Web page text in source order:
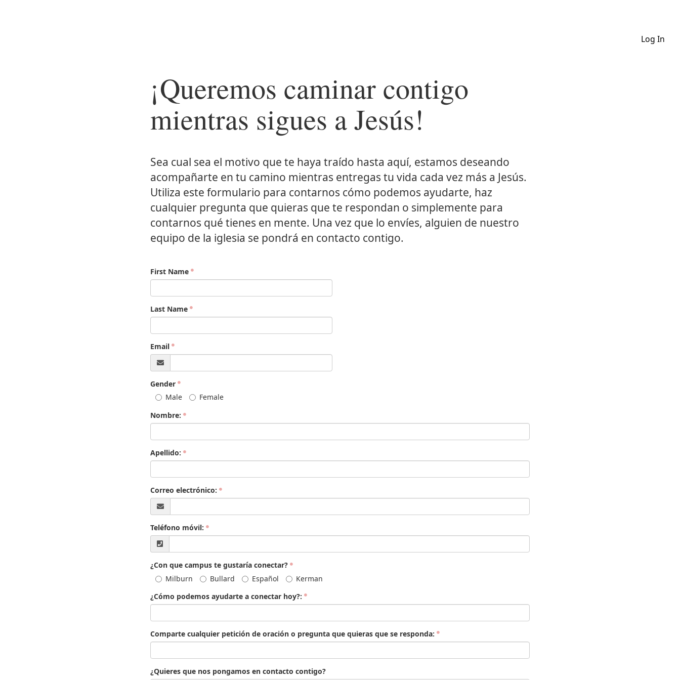
Log In
¡Queremos caminar contigo
mientras sigues a Jesús!
Sea cual sea el motivo que te haya traído hasta aquí, estamos deseando
acompañarte en tu camino mientras entregas tu vida cada vez más a Jesús.
Utiliza este formulario para contarnos cómo podemos ayudarte, haz
cualquier pregunta que quieras que te respondan o simplemente para
contarnos qué tienes en mente. Una vez que lo envíes, alguien de nuestro
equipo de la iglesia se pondrá en contacto contigo.
First Name
Last Name
Email
Gender
Male
Female
Nombre:
Apellido:
Correo electrónico:
Teléfono móvil:
¿Con que campus te gustaría conectar?
Milburn
Bullard Español
Kerman
¿Cómo podemos ayudarte a conectar hoy?:
Comparte cualquier petición de oración o pregunta que quieras que se responda:
¿Quieres que nos pongamos en contacto contigo?